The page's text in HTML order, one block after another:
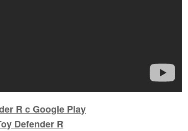
R c Google Play
Defender R